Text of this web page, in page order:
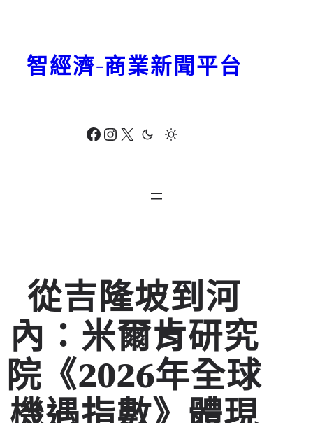
Facebook Instagram X
智經濟-商業新聞平台
從吉隆坡到河
內：米爾肯研究
院《2026年全球